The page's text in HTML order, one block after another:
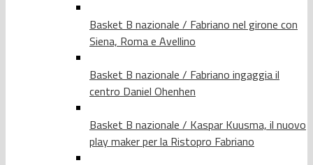
Basket B nazionale / Fabriano nel girone con
Siena, Roma e Avellino
Basket B nazionale / Fabriano ingaggia il
centro Daniel Ohenhen
Basket B nazionale / Kaspar Kuusma, il nuovo
play maker per la Ristopro Fabriano